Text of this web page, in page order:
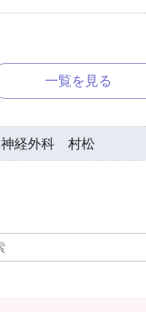
一覧を見る
経外科 村松